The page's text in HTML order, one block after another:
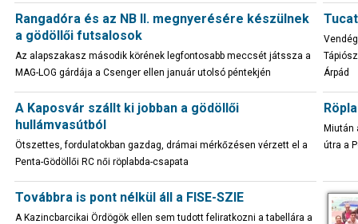
Rangadóra és az NB II. megnyerésére készülnek
a gödöllői futsalosok
Az alapszakasz második körének legfontosabb meccsét játssza a
MAG-LOG gárdája a Csenger ellen január utolsó péntekjén
Árpád
A Kaposvár szállt ki jobban a gödöllői
hullámvasútból
Ötszettes, fordulatokban gazdag, drámai mérkőzésen vérzett el a
Penta-Gödöllői RC női röplabda-csapata
Miután
útra a
Továbbra is pont nélkül áll a FISE-SZIE
A Kazincbarcikai Ördögök ellen sem tudott feliratkozni a tabellára a